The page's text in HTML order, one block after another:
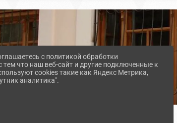
с политикой обработки
что наш веб-сайт и другие подключенные к
cookies такие как Яндекс Метрика,
аналитика".